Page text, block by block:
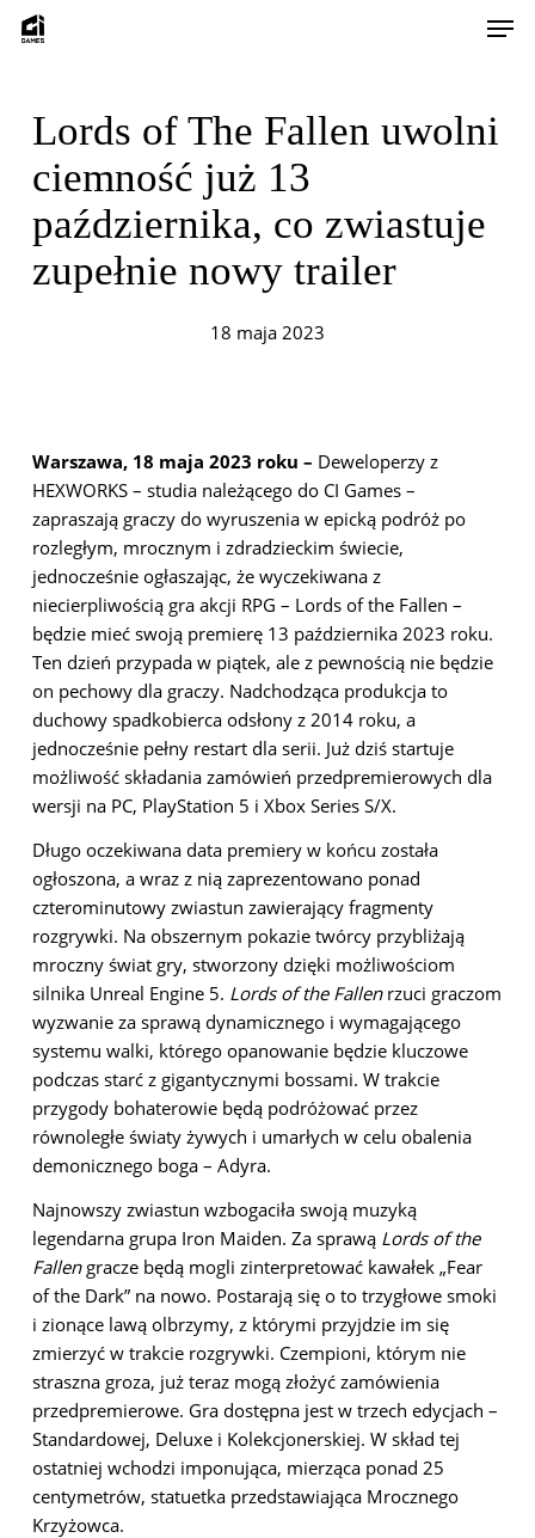
Skip
Lords of The Fallen uwolni
ciemność już 13
października, co zwiastuje
zupełnie nowy trailer
18 maja 2023
Warszawa, 18 maja 2023 roku – Deweloperzy z
HEXWORKS – studia należącego do CI Games –
zapraszają graczy do wyruszenia w epicką podróż po
rozległym, mrocznym i zdradzieckim świecie,
jednocześnie ogłaszając, że wyczekiwana z
niecierpliwością gra akcji RPG – Lords of the Fallen –
będzie mieć swoją premierę 13 października 2023 roku.
Ten dzień przypada w piątek, ale z pewnością nie będzie
on pechowy dla graczy. Nadchodząca produkcja to
duchowy spadkobierca odsłony z 2014 roku, a
jednocześnie pełny restart dla serii. Już dziś startuje
możliwość składania zamówień przedpremierowych dla
wersji na PC, PlayStation 5 i Xbox Series S/X.
Długo oczekiwana data premiery w końcu została
ogłoszona, a wraz z nią zaprezentowano ponad
czterominutowy zwiastun zawierający fragmenty
rozgrywki. Na obszernym pokazie twórcy przybliżają
mroczny świat gry, stworzony dzięki możliwościom
silnika Unreal Engine 5. Lords of the Fallenrzuci graczom
wyzwanie za sprawą dynamicznego i wymagającego
systemu walki, którego opanowanie będzie kluczowe
podczas starć z gigantycznymi bossami. W trakcie
przygody bohaterowie będą podróżować przez
równoległe światy żywych i umarłych w celu obalenia
demonicznego boga – Adyra.
Najnowszy zwiastun wzbogaciła swoją muzyką
legendarna grupa Iron Maiden. Za sprawą Lords of the
Fallengracze będą mogli zinterpretować kawałek „Fear
of the Dark” na nowo. Postarają się o to trzygłowe smoki
i zionące lawą olbrzymy, z którymi przyjdzie im się
zmierzyć w trakcie rozgrywki. Czempioni, którym nie
straszna groza, już teraz mogą złożyć zamówienia
przedpremierowe. Gra dostępna jest w trzech edycjach –
Standardowej, Deluxe i Kolekcjonerskiej. W skład tej
ostatniej wchodzi imponująca, mierząca ponad 25
centymetrów, statuetka przedstawiająca Mrocznego
Krzyżowca.